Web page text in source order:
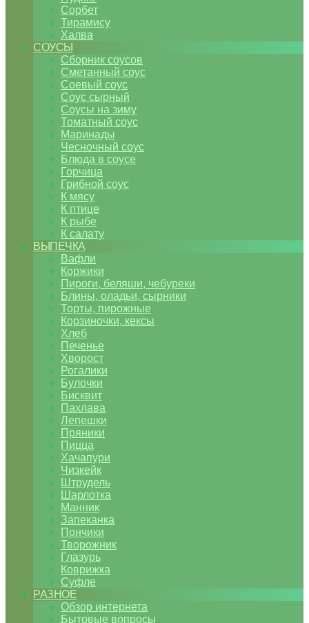
Сорбет
Тирамису
Халва
СОУСЫ
Сборник соусов
Сметанный соус
Соевый соус
Соус сырный
Соусы на зиму
Томатный соус
Маринады
Чесночный соус
Блюда в соусе
Горчица
Грибной соус
К мясу
К птице
К рыбе
К салату
ВЫПЕЧКА
Вафли
Коржики
Пироги, беляши, чебуреки
Блины, оладьи, сырники
Торты, пирожные
Корзиночки, кексы
Хлеб
Печенье
Хворост
Рогалики
Булочки
Бисквит
Пахлава
Лепешки
Пряники
Пицца
Хачапури
Чизкейк
Штрудель
Шарлотка
Манник
Запеканка
Пончики
Творожник
Глазурь
Коврижка
Суфле
РАЗНОЕ
Обзор интернета
Бытовые вопросы